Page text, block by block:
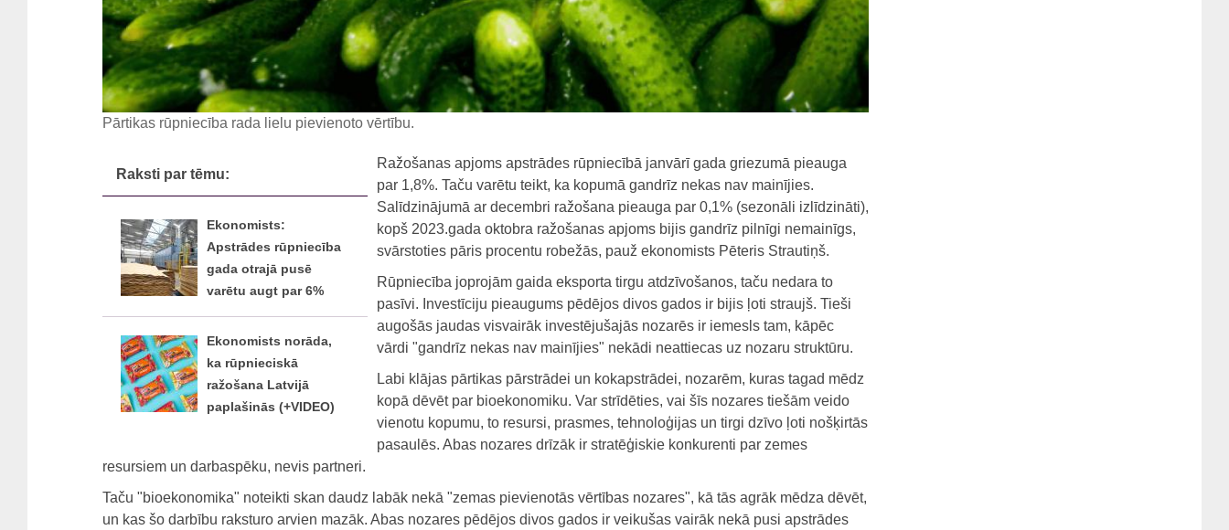
Pārtikas rūpniecība rada lielu pievienoto vērtību.
Raksti par tēmu:
Ekonomists:
Apstrādes rūpniecība
gada otrajā pusē
varētu augt par 6%
Ekonomists norāda,
ka rūpnieciskā
ražošana Latvijā
paplašinās (+VIDEO)
Ražošanas apjoms apstrādes rūpniecībā janvārī gada griezumā pieauga
par 1,8%. Taču varētu teikt, ka kopumā gandrīz nekas nav mainījies.
Salīdzinājumā ar decembri ražošana pieauga par 0,1% (sezonāli izlīdzināti),
kopš 2023.gada oktobra ražošanas apjoms bijis gandrīz pilnīgi nemainīgs,
svārstoties pāris procentu robežās, pauž ekonomists Pēteris Strautiņš.
Rūpniecība joprojām gaida eksporta tirgu atdzīvošanos, taču nedara to
pasīvi. Investīciju pieaugums pēdējos divos gados ir bijis ļoti straujš. Tieši
augošās jaudas visvairāk investējušajās nozarēs ir iemesls tam, kāpēc
vārdi "gandrīz nekas nav mainījies" nekādi neattiecas uz nozaru struktūru.
Labi klājas pārtikas pārstrādei un kokapstrādei, nozarēm, kuras tagad mēdz
kopā dēvēt par bioekonomiku. Var strīdēties, vai šīs nozares tiešām veido
vienotu kopumu, to resursi, prasmes, tehnoloģijas un tirgi dzīvo ļoti nošķirtās
pasaulēs. Abas nozares drīzāk ir stratēģiskie konkurenti par zemes
resursiem un darbaspēku, nevis partneri.
Taču "bioekonomika" noteikti skan daudz labāk nekā "zemas pievienotās vērtības nozares", kā tās agrāk mēdza dēvēt,
un kas šo darbību raksturo arvien mazāk. Abas nozares pēdējos divos gados ir veikušas vairāk nekā pusi apstrādes